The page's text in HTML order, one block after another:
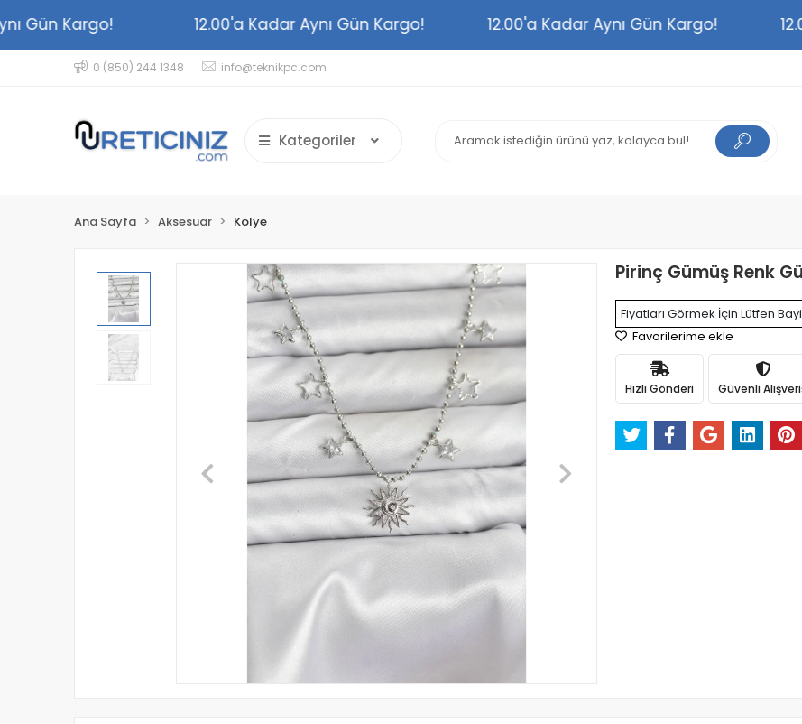
Gün Kargo! 12.00'a Kadar Aynı Gün Kargo! 12.00'a Kadar Aynı Gün Kargo!
0 (850) 244 1348 info@teknikpc.com
Kategoriler
Ana Sayfa Aksesuar Kolye
Pirinç Gümüş Renk
Fiyatları Görmek İçin Lütfen
Favorilerime ekle
Hızlı Gönderi Güvenli